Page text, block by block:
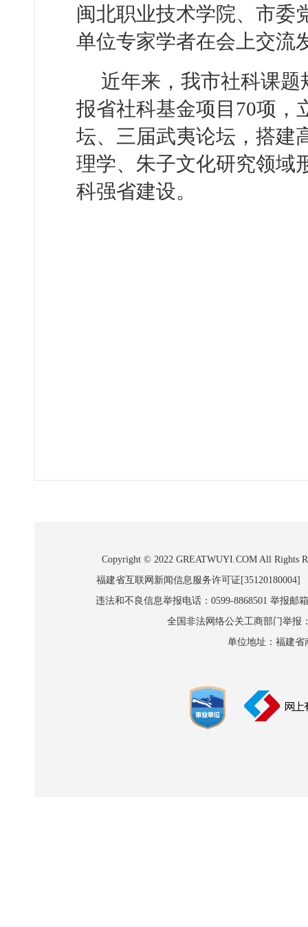
闽北职业技术学院、市委
单位专家学者在会上交流
近年来，我市社科课
报省社科基金项目70项，
坛、三届武夷论坛，搭建
理学、朱子文化研究领域
科强省建设。
Copyright © 2022 GREATWUYI.COM All Rights
福建省互联网新闻信息服务许可证
违法和不良信息举报电话：0599-8868501 举报邮
全国非法网络公关工商部门举报
单位地址：福建省